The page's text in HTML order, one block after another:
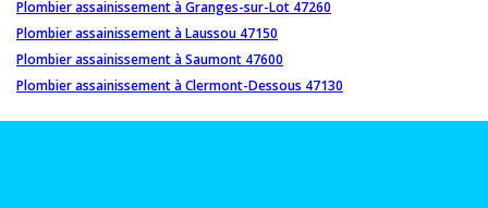
Plombier assainissement à Granges-sur-Lot 47260
Plombier assainissement à Laussou 47150
Plombier assainissement à Saumont 47600
Plombier assainissement à Clermont-Dessous 47130